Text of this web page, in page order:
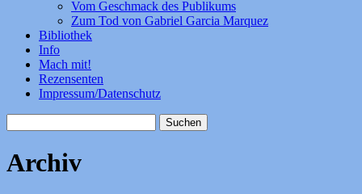
Vom Geschmack des Publikums
Zum Tod von Gabriel Garcia Marquez
Bibliothek
Info
Mach mit!
Rezensenten
Impressum/Datenschutz
nach:
Archiv